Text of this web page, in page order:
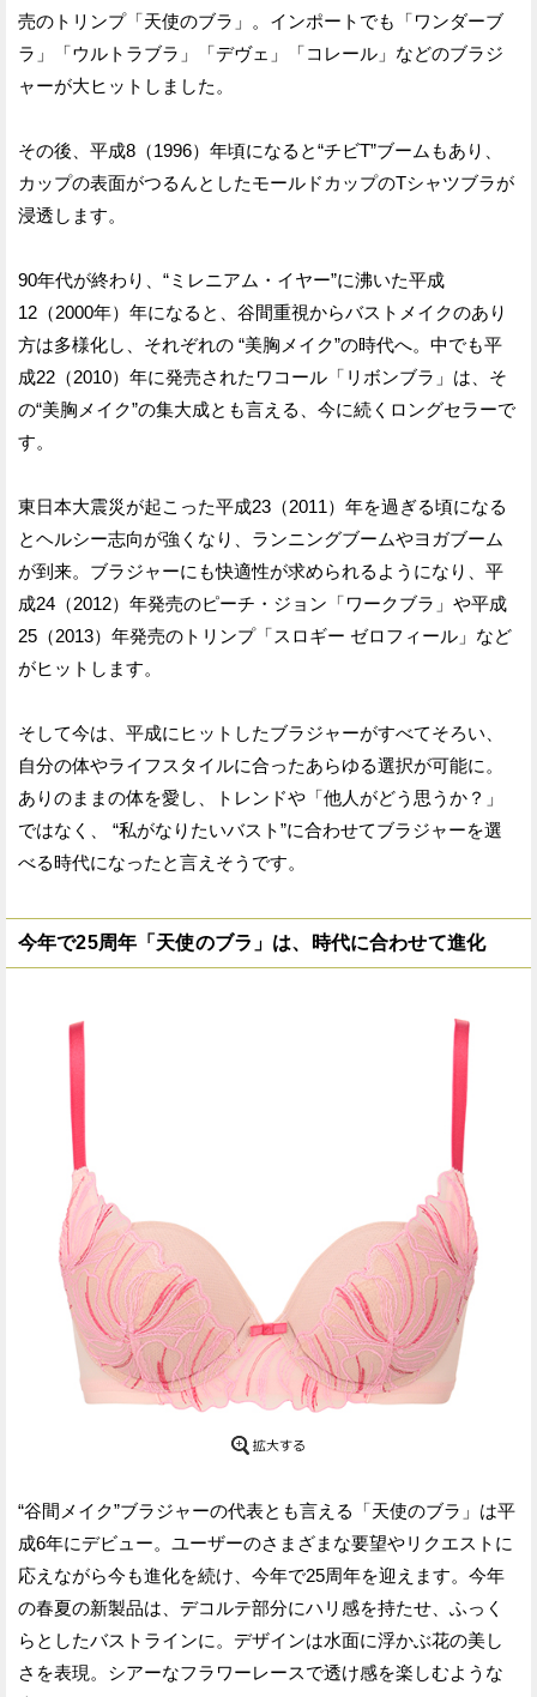
売のトリンプ「天使のブラ」。インポートでも「ワンダーブ
ラ」「ウルトラブラ」「デヴェ」「コレール」などのブラジ
ャーが大ヒットしました。
その後、平成8（1996）年頃になると“チビT”ブームもあり、
カップの表面がつるんとしたモールドカップのTシャツブラが
浸透します。
90年代が終わり、“ミレニアム・イヤー”に沸いた平成
12（2000年）年になると、谷間重視からバストメイクのあり
方は多様化し、それぞれの “美胸メイク”の時代へ。中でも平
成22（2010）年に発売されたワコール「リボンブラ」は、そ
の“美胸メイク”の集大成とも言える、今に続くロングセラーで
す。
東日本大震災が起こった平成23（2011）年を過ぎる頃になる
とヘルシー志向が強くなり、ランニングブームやヨガブーム
が到来。ブラジャーにも快適性が求められるようになり、平
成24（2012）年発売のピーチ・ジョン「ワークブラ」や平成
25（2013）年発売のトリンプ「スロギー ゼロフィール」など
がヒットします。
そして今は、平成にヒットしたブラジャーがすべてそろい、
自分の体やライフスタイルに合ったあらゆる選択が可能に。
ありのままの体を愛し、トレンドや「他人がどう思うか？」
ではなく、 “私がなりたいバスト”に合わせてブラジャーを選
べる時代になったと言えそうです。
今年で25周年「天使のブラ」は、時代に合わせて進化
“谷間メイク”ブラジャーの代表とも言える「天使のブラ」は平
成6年にデビュー。ユーザーのさまざまな要望やリクエストに
応えながら今も進化を続け、今年で25周年を迎えます。今年
の春夏の新製品は、デコルテ部分にハリ感を持たせ、ふっく
らとしたバストラインに。デザインは水面に浮かぶ花の美し
さを表現。シアーなフラワーレースで透け感を楽しむような